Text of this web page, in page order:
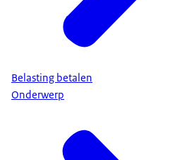
Belasting betalen
Onderwerp